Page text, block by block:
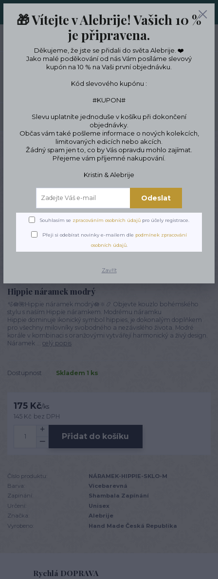
LIMITKÁCH
CZK
Hledat
Náramky Symbolické náramky Boho & hippie
náramek modrý
Hippie náramek modrý
Hippie náramek modrý
🫧🪷🌺Hippie náramek modrý🪷🔆📿 Objevte kouzlo bohémského
stylu s naším Hippie náramkem. Modrému náramku
Hippie dominuje ikonický symbol hippies, je dokonalým doplňkem
pro všechny milovníky svobodného a nezávislého života. Modré
korále v kombinaci s oranžovými vytvářejí harmonický a živý design.
Náramek ... celý popis
Dostupnost Skladem 1 ks
175 Kč/ks
145 Kč bez DPH
Přidat do košíku
Číslo produktu:
NÁRAMEK-HIPPIE-SKLO-M
Barva:
Vícebarevná
Zapínání:
Shambala Zapínání
Určení:
Unisex
Značka:
Alebrije
Vyrobeno:
Hand Made Česká Republika
Rychlá DOPRAVA
🎁 Vítejte v Alebrije! Vašich 10 %
je připravena.
Děkujeme, že jste se přidali do světa Alebrije. ❤️
Jako malé poděkování od nás Vám posíláme slevový
kupón na 10 % na Vaši první objednávku.
Kód slevového kupónu :
#KUPON#
Slevu uplatníte jednoduše v košíku při dokončení
objednávky.
Občas vám také pošleme informace o nových kolekcích,
limitovaných edicích nebo akcích.
Žádný spam jen to, co by Vás opravdu mohlo zajímat.
Přejeme vám příjemné nakupování.
Kristin & Alebrije
Odeslat
Souhlasím se zpracováním osobních údajů pro účely registrace.
Přeji si odebírat novinky e-mailem dle podmínek zpracování
osobních údajů.
Zavřít